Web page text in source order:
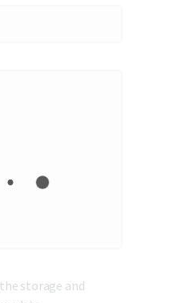
storage and